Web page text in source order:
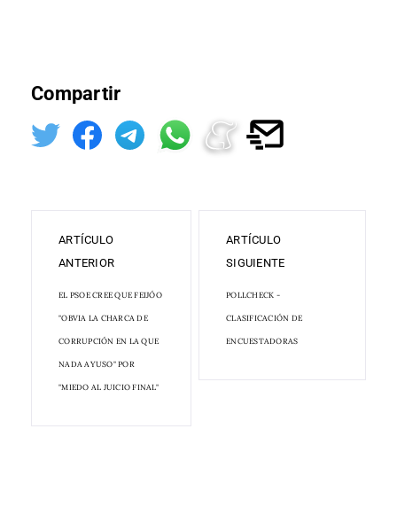
Compartir
ARTÍCULO
ANTERIOR
EL PSOE CREE QUE FEIJÓO
"OBVIA LA CHARCA DE
CORRUPCIÓN EN LA QUE
NADA AYUSO" POR
"MIEDO AL JUICIO FINAL"
ARTÍCULO
SIGUIENTE
POLLCHECK -
CLASIFICACIÓN DE
ENCUESTADORAS